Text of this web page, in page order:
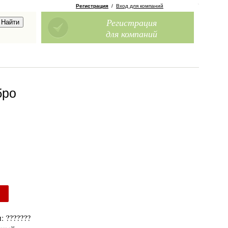
Регистрация / Вход для компаний
Регистрация
для компаний